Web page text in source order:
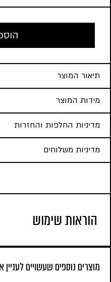
תיאור המוצר
מידות המוצר
מדיניות החלפות והחזרות
מדיניות משלוחים
הוראות שימוש
מוצרים נוספים שעשויים לעניין